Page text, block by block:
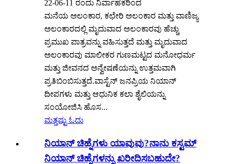
22-06-11 ರಂದು ನಿರ್ವಾಹಕರಿಂದ
ಮನೆಯ ಅಲಂಕಾರ, ಕಛೇರಿ ಅಲಂಕಾರ ಮತ್ತು ವಾಣಿಜ್ಯ
ಅಲಂಕಾರದಲ್ಲಿ ಮೃದುವಾದ ಅಲಂಕಾರವು ಹೆಚ್ಚು
ಪ್ರಮುಖ ಪಾತ್ರವನ್ನು ವಹಿಸುತ್ತದೆ ಮತ್ತು ಮೃದುವಾದ
ಅಲಂಕಾರವು ಮಾಲೀಕರ ಗುಣಮಟ್ಟದ ಮನೋಧರ್ಮ
ಮತ್ತು ಜೀವನದ ಅನ್ವೇಷಣೆಯನ್ನು ಉತ್ತಮವಾಗಿ
ಪ್ರತಿಬಿಂಬಿಸುತ್ತದೆ.ವಾಸ್ಟೆನ್ ಜನಪ್ರಿಯ ನಿಯಾನ್
ದೀಪಗಳು ಮತ್ತು ಆಧುನಿಕ ಕಲಾ ಶೈಲಿಯನ್ನು
ಸಂಯೋಜಿಸಿ ಹೊಸ...
ಮತ್ತಷ್ಟು ಓದು
ನಿಯಾನ್ ಚಿಹ್ನೆಗಳು ಯಾವುವು?ನಾನು ಕಸ್ಟಮ್
ನಿಯಾನ್ ಚಿಹ್ನೆಗಳನ್ನು ಖರೀದಿಸಬಹುದೇ?